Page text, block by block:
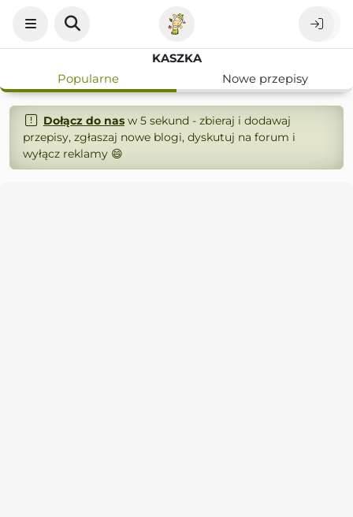
KASZKA
Popularne
Nowe przepisy
Dołącz do nasw 5 sekund - zbieraj i dodawaj
przepisy, zgłaszaj nowe blogi, dyskutuj na forum i
wyłącz reklamy 😄